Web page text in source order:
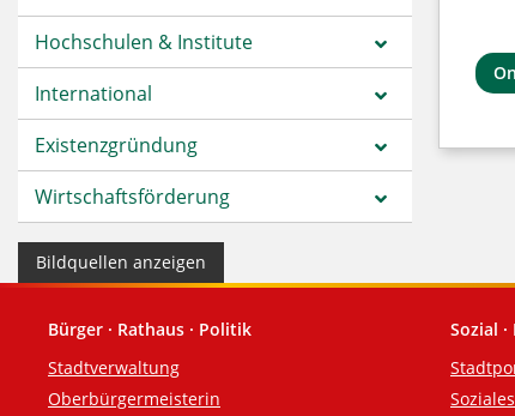
Hochschulen & Institute
International
Existenzgründung
Wirtschaftsförderung
Bildquellen anzeigen
Fußzeile
Bürger · Rathaus · Politik
Stadtverwaltung
Oberbürgermeisterin
Sozial